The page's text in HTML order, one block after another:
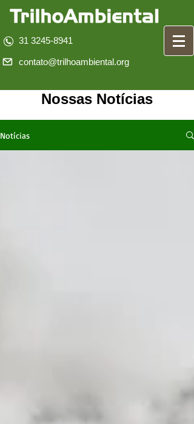
31 3245-8941
contato@trilhoambiental.org
Nossas Notícias
Notícias